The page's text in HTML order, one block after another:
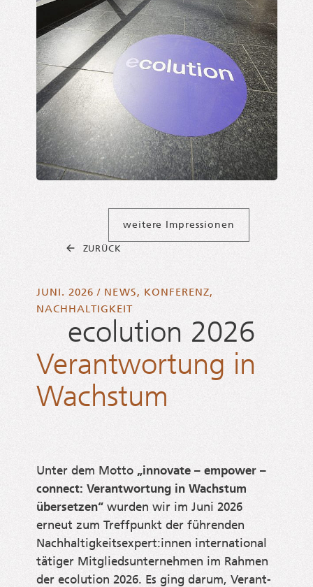
weitere Impressionen
ZURÜCK
ecolution 2026
Verantwortung in
Wachstum
JUNI. 2026 / NEWS, KONFERENZ,
NACHHALTIGKEIT
Unter dem Mot­to „inno­va­te – empower –
con­nect: Ver­ant­wor­tung in Wachs­tum
über­set­zen“wur­den wir im Juni 2026
erneut zum Treff­punkt der füh­ren­den
Nachhaltigkeitsexpert:innen inter­na­tio­nal
täti­ger Mit­glieds­un­ter­neh­men im Rah­men
der eco­lu­ti­on 2026. Es ging dar­um, Ver­ant­